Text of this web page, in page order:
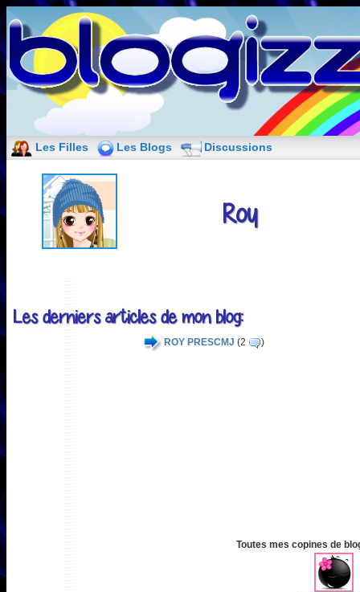
Les Filles Les Blogs Discussions
Roy
Les derniers articles de mon blog:
ROY PRESCMJ (2 )
Toutes mes copines de